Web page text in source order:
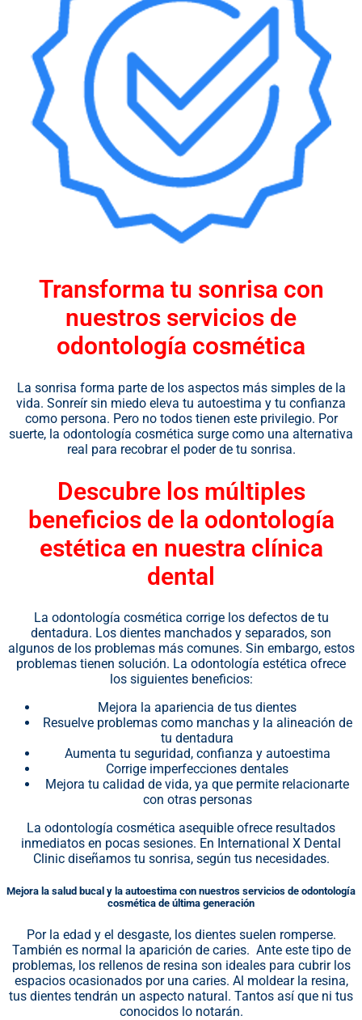
Transforma tu sonrisa con
nuestros servicios de
odontología cosmética
La sonrisa forma parte de los aspectos más simples de la
vida. Sonreír sin miedo eleva tu autoestima y tu confianza
como persona. Pero no todos tienen este privilegio. Por
suerte, la odontología cosmética surge como una alternativa
real para recobrar el poder de tu sonrisa.
Descubre los múltiples
beneficios de la odontología
estética en nuestra clínica
dental
La odontología cosmética corrige los defectos de tu
dentadura. Los dientes manchados y separados, son
algunos de los problemas más comunes. Sin embargo, estos
problemas tienen solución. La odontología estética ofrece
los siguientes beneficios:
Mejora la apariencia de tus dientes
Resuelve problemas como manchas y la alineación de
tu dentadura
Aumenta tu seguridad, confianza y autoestima
Corrige imperfecciones dentales
Mejora tu calidad de vida, ya que permite relacionarte
con otras personas
La odontología cosmética asequible ofrece resultados
inmediatos en pocas sesiones. En International X Dental
Clinic diseñamos tu sonrisa, según tus necesidades.
Mejora la salud bucal y la autoestima con nuestros servicios de odontología
cosmética de última generación
Por la edad y el desgaste, los dientes suelen romperse.
También es normal la aparición de caries. Ante este tipo de
problemas, los rellenos de resina son ideales para cubrir los
espacios ocasionados por una caries. Al moldear la resina,
tus dientes tendrán un aspecto natural. Tantos así que ni tus
conocidos lo notarán.